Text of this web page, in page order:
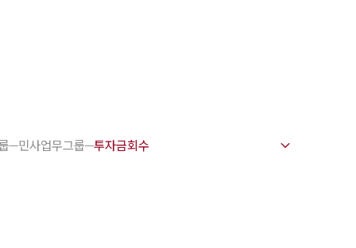
변호사
민사업무그룹